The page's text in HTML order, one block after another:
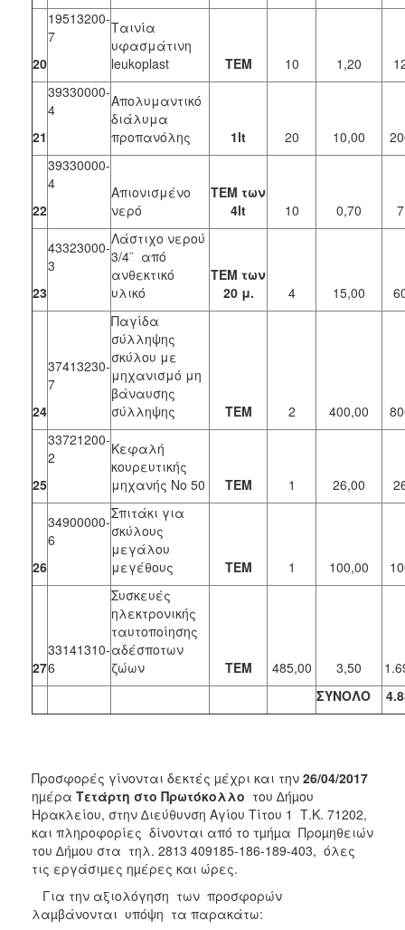
20
19513200-
7
Ταινία
υφασμάτινη
leukoplast
ΤΕΜ 10 1,20
21
39330000-
4
Απολυμαντικό
διάλυμα
προπανόλης
1lt 20 10,00
22
39330000-
4
Απιονισμένο
νερό
TEM των
4lt
10 0,70
23
43323000-
3
Λάστιχο νερού
3/4¨ από
ανθεκτικό
υλικό
ΤΕΜ των
20 μ.
4 15,00
24
37413230-
7
Παγίδα
σύλληψης
σκύλου με
μηχανισμό μη
βάναυσης
σύλληψης
ΤΕΜ 2 400,00
25
33721200-
2
Κεφαλή
κουρευτικής
μηχανής Νο 50
ΤΕΜ 1 26,00
26
34900000-
6
Σπιτάκι για
σκύλους
μεγάλου
μεγέθους
ΤΕΜ 1 100,00
27
33141310-
6
Συσκευές
ηλεκτρονικής
ταυτοποίησης
αδέσποτων
ζώων
ΤΕΜ 485,00 3,50
ΣΥΝΟΛΟ
Προσφορές γίνονται δεκτές µέχρι και την 26/04/2017
ηµέρα Τετάρτη στο Πρωτόκολλο του ∆ήµου
Ηρακλείου, στην ∆ιεύθυνση Αγίου Τίτου 1 Τ.Κ. 71202,
και πληροφορίες δίνονται από το τµήµα Προµηθειών
του ∆ήµου στα τηλ. 2813 409185-186-189-403, όλες
τις εργάσιµες ηµέρες και ώρες.
Για την αξιολόγηση των προσφορών
λαµβάνονται υπόψη τα παρακάτω: